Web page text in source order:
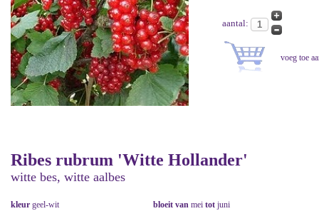
aantal:
Ribes rubrum 'Witte Hollander'
witte bes, witte aalbes
kleur geel-wit bloeit van mei tot juni